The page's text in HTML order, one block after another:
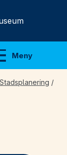
Meny
Visa meny
Stadsplanering /